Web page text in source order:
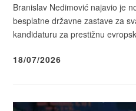
Branislav Nedimović najavio je
besplatne državne zastave za
kandidaturu za prestižnu
18/07/2026